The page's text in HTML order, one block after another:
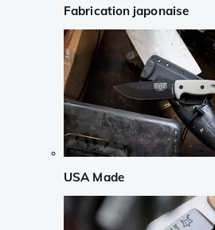
Fabrication japonaise
USA Made